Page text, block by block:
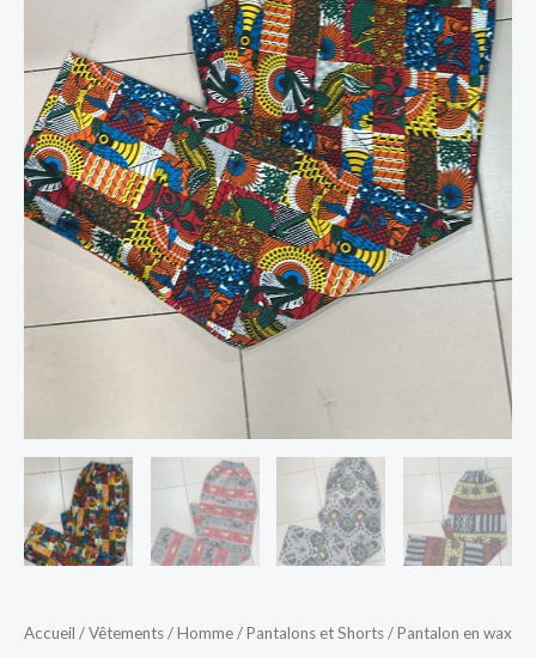
Accueil /Vêtements/Homme/Pantalons et Shorts/ Pantalon en wax